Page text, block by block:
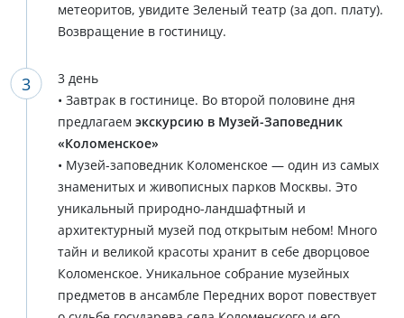
метеоритов, увидите Зеленый театр (за доп. плату).
Возвращение в гостиницу.
3 день
• Завтрак в гостинице. Во второй половине дня
предлагаем экскурсию в Музей-Заповедник
«Коломенское»
• Музей-заповедник Коломенское — один из самых
знаменитых и живописных парков Москвы. Это
уникальный природно-ландшафтный и
архитектурный музей под открытым небом! Много
тайн и великой красоты хранит в себе дворцовое
Коломенское. Уникальное собрание музейных
предметов в ансамбле Передних ворот повествует